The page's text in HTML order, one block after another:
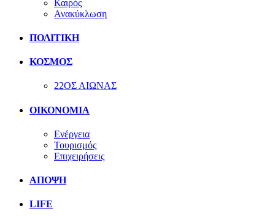
Καιρός
Ανακύκλωση
ΠΟΛΙΤΙΚΗ
ΚΟΣΜΟΣ
22ΟΣ ΑΙΩΝΑΣ
ΟΙΚΟΝΟΜΙΑ
Ενέργεια
Τουρισμός
Επιχειρήσεις
ΑΠΟΨΗ
LIFE